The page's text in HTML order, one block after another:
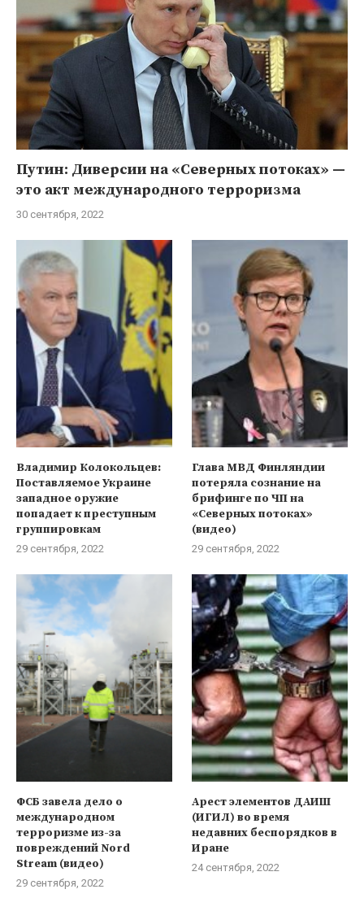
Путин: Диверсии на «Северных потоках» —
это акт международного терроризма
30 сентября, 2022
Владимир Колокольцев:
Поставляемое Украине
западное оружие
попадает к преступным
группировкам
29 сентября, 2022
Глава МВД Финляндии
потеряла сознание на
брифинге по ЧП на
«Северных потоках»
(видео)
29 сентября, 2022
ФСБ завела дело о
международном
терроризме из-за
повреждений Nord
Stream (видео)
29 сентября, 2022
Арест элементов ДАИШ
(ИГИЛ) во время
недавних беспорядков в
Иране
24 сентября, 2022